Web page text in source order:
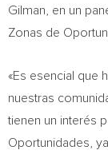
Gilman, en un
Zonas de
«Es esencial que
nuestras
tienen un interés
Oportunidades,